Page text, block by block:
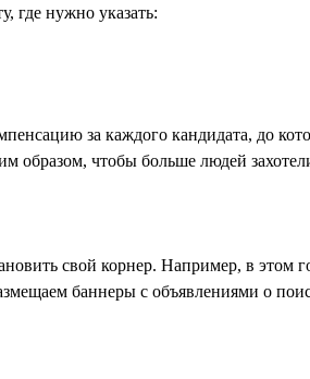
где нужно указать:
за каждого кандидата, до
образом, чтобы больше людей
свой корнер. Например, в этом
баннеры с объявлениями о